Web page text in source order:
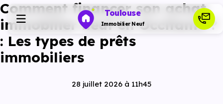
Toulouse
Immobilier Neuf
Programmes neufs
Comment financer son achat
immobilier neuf en Occitanie ?
: Les types de prêts
immobiliers
28 juillet 2026 à 11h45